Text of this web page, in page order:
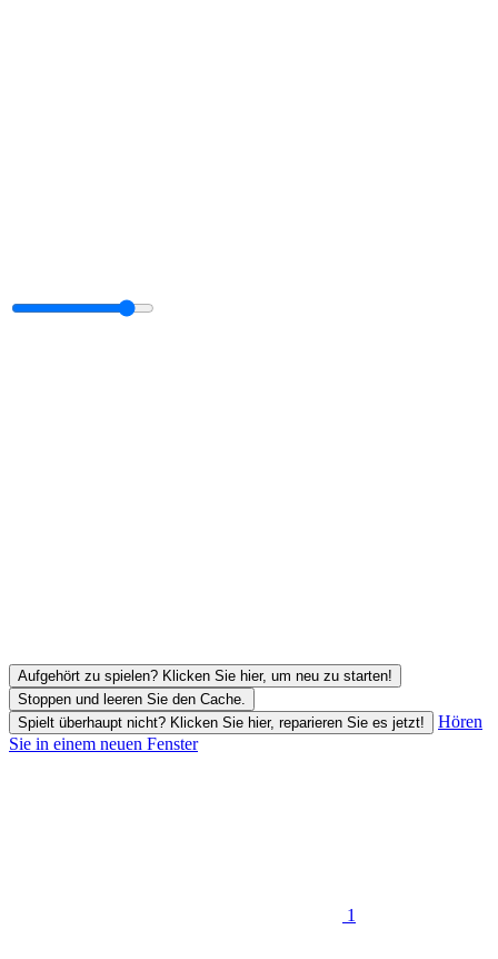
Aufgehört zu spielen? Klicken Sie hier, um neu zu starten!
Stoppen und leeren Sie den Cache.
Spielt überhaupt nicht? Klicken Sie hier, reparieren Sie es jetzt!
Hören
Sie in einem neuen Fenster
1